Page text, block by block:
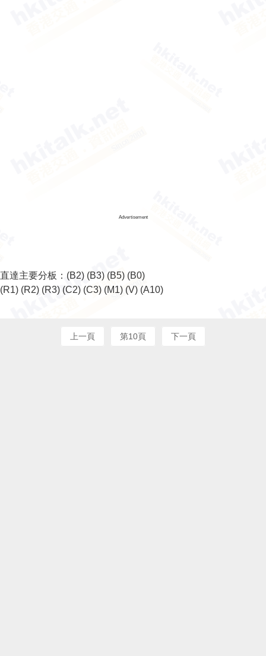
Advertisement
直達主要分板： (B2) (B3) (B5) (B0)
(R1) (R2) (R3) (C2) (C3) (M1) (V) (A10)
上一頁 第10頁 下一頁